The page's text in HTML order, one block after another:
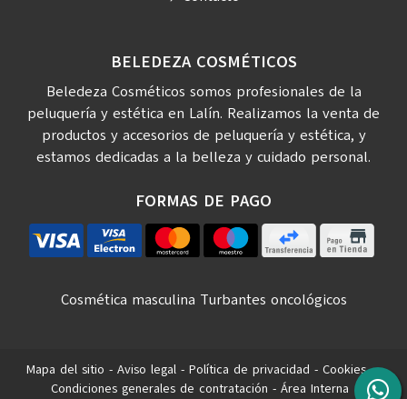
BELEDEZA COSMÉTICOS
Beledeza Cosméticos somos profesionales de la
peluquería y estética en Lalín. Realizamos la venta de
productos y accesorios de peluquería y estética, y
estamos dedicadas a la belleza y cuidado personal.
FORMAS DE PAGO
Cosmética masculina Turbantes oncológicos
Mapa del sitio - Aviso legal- Política de privacidad - Cookies-
Condiciones generales de contratación - Área Interna